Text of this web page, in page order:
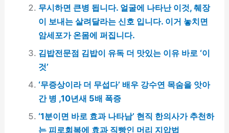
무시하면 큰병 됩니다. 얼굴에 나타난 이것, 췌장
이 보내는 살려달라는 신호 입니다. 이거 놓치면
암세포가 온몸에 퍼집니다.
김밥전문점 김밥이 유독 더 맛있는 이유 바로 ‘이
것’
‘무증상이라 더 무섭다’ 배우 강수연 목숨을 앗아
간 병 ,10년새 5배 폭증
‘1분이면 바로 효과 나타남’ 현직 한의사가 추천하
는 피로회복에 효과 직빵인 머리 지압법